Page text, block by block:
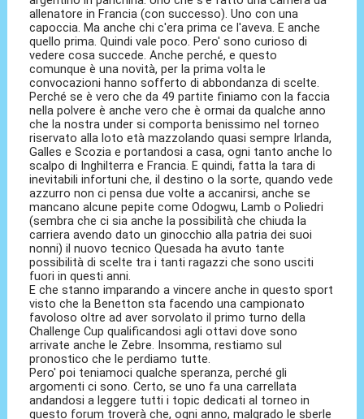
allenatore in Francia (con successo). Uno con una
capoccia. Ma anche chi c'era prima ce l'aveva. E anche
quello prima. Quindi vale poco. Pero' sono curioso di
vedere cosa succede. Anche perché, e questo
comunque è una novità, per la prima volta le
convocazioni hanno sofferto di abbondanza di scelte.
Perché se è vero che da 49 partite finiamo con la faccia
nella polvere è anche vero che è ormai da qualche anno
che la nostra under si comporta benissimo nel torneo
riservato alla loto età mazzolando quasi sempre Irlanda,
Galles e Scozia e portandosi a casa, ogni tanto anche lo
scalpo di Inghilterra e Francia. E quindi, fatta la tara di
inevitabili infortuni che, il destino o la sorte, quando vede
azzurro non ci pensa due volte a accanirsi, anche se
mancano alcune pepite come Odogwu, Lamb o Poliedri
(sembra che ci sia anche la possibilità che chiuda la
carriera avendo dato un ginocchio alla patria dei suoi
nonni) il nuovo tecnico Quesada ha avuto tante
possibilità di scelte tra i tanti ragazzi che sono usciti
fuori in questi anni.
E che stanno imparando a vincere anche in questo sport
visto che la Benetton sta facendo una campionato
favoloso oltre ad aver sorvolato il primo turno della
Challenge Cup qualificandosi agli ottavi dove sono
arrivate anche le Zebre. Insomma, restiamo sul
pronostico che le perdiamo tutte.
Pero' poi teniamoci qualche speranza, perché gli
argomenti ci sono. Certo, se uno fa una carrellata
andandosi a leggere tutti i topic dedicati al torneo in
questo forum troverà che, ogni anno, malgrado le sberle